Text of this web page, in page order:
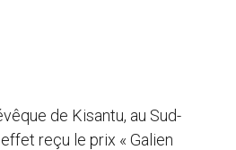
de Kisantu, au Sud-
reçu le prix « Galien